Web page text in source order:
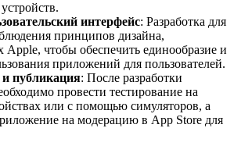
интерфейс: Разработка для
принципов дизайна,
Apple, чтобы обеспечить единообразие и
приложений для пользователей.
и публикация: После разработки
провести тестирование на
или с помощью симуляторов, а
на модерацию в App Store для